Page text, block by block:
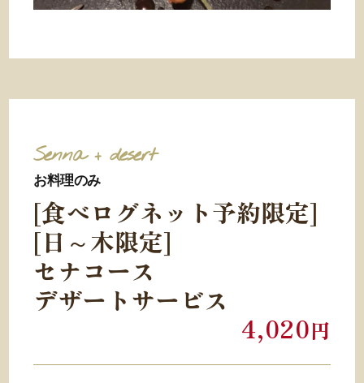
Senna+ desert
お料理のみ
[食べログネット予約限定]
[日～木限定]
セナコース
デザートサービス
4,020円